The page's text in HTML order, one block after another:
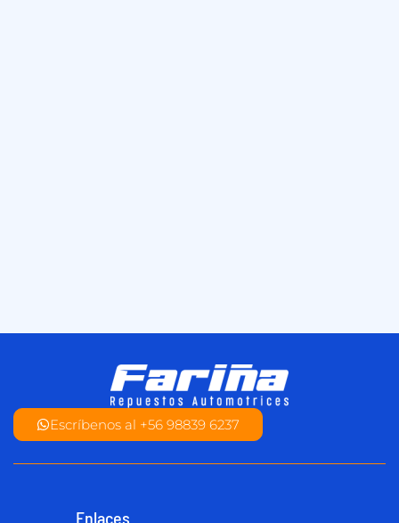
Escríbenos al +56 98839 6237
Enlaces